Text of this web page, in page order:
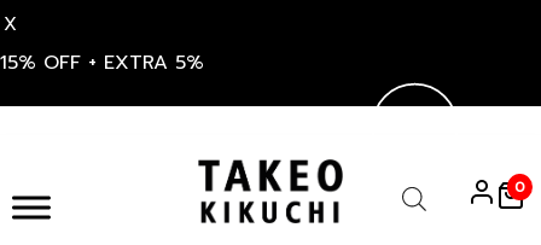
X
15% OFF + EXTRA 5%
content
0